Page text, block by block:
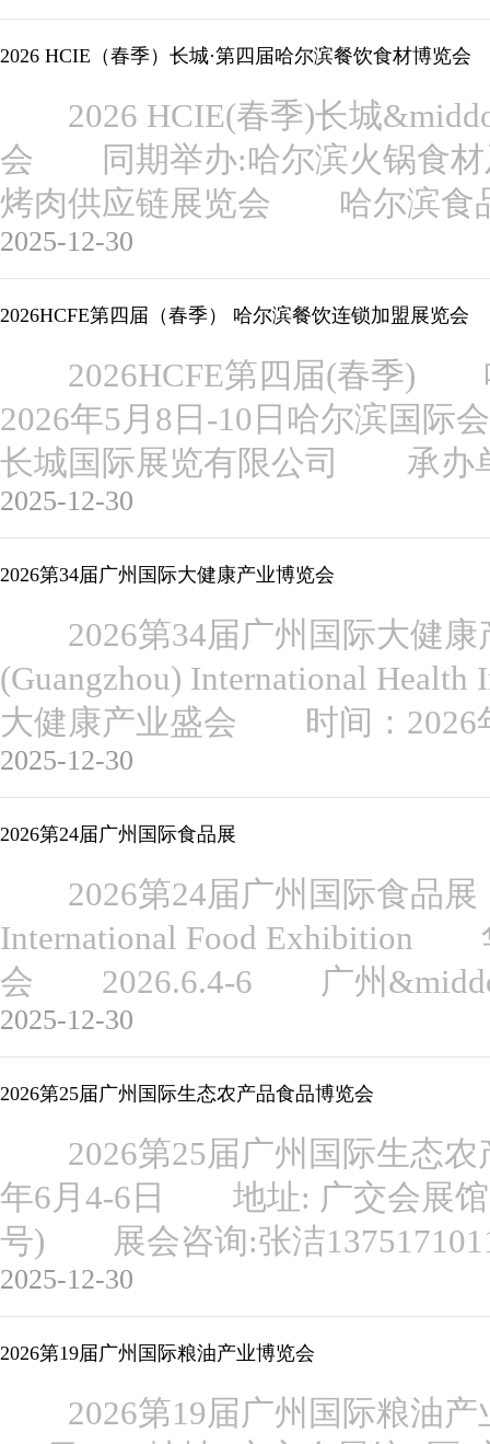
2026 HCIE（春季）长城·第四届哈尔滨餐饮食材博览会
2026 HCIE(春季)长城
会 同期举办:哈尔滨火锅食
烤肉供应链展览会 哈尔滨食
2025-12-30
2026HCFE第四届（春季） 哈尔滨餐饮连锁加盟展览会
2026HCFE第四届(春季)
2026年5月8日-10日哈尔滨国
长城国际展览有限公司 承办
2025-12-30
2026第34届广州国际大健康产业博览会
2026第34届广州国际大健
(Guangzhou) International
大健康产业盛会 时间：
2025-12-30
2026第24届广州国际食品展
2026第24届广州国际食品展
International Food Exhibition
会 2026.6.4-6 广州
2025-12-30
2026第25届广州国际生态农产品食品博览会
2026第25届广州国际生态
年6月4-6日 地址: 广交会展馆
号) 展会咨询:张洁
2025-12-30
2026第19届广州国际粮油产业博览会
2026第19届广州国际粮油